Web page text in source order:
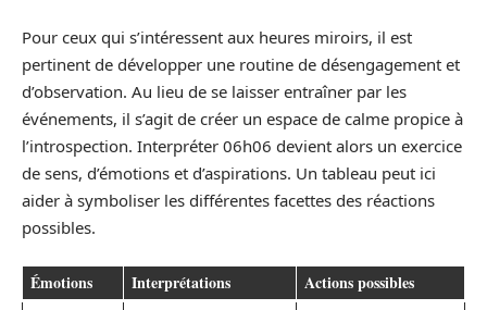
Pour ceux qui s’intéressent aux heures miroirs, il est
pertinent de développer une routine de désengagement et
d’observation. Au lieu de se laisser entraîner par les
événements, il s’agit de créer un espace de calme propice à
l’introspection. Interpréter 06h06 devient alors un exercice
de sens, d’émotions et d’aspirations. Un tableau peut ici
aider à symboliser les différentes facettes des réactions
possibles.
Émotions Interprétations Actions possibles